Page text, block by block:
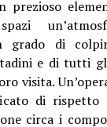
prezioso
grado di
e di tutti
visita.
di rispetto
circa i